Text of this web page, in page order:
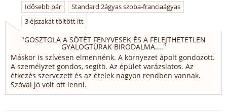
Idősebb pár
Standard 2ágyas szoba-franciaágyas
3 éjszakát töltött itt
"GOSZTOLA A SÖTÉT FENYVESEK ÉS A FELEJTHETETLEN
GYALOGTÚRAK BIRODALMA...."
Máskor is szívesen elmennénk. A környezet ápolt gondozott.
A személyzet gondos, segítö. Az épület varázslatos. Az
étkezés szervezett és az ételek nagyon rendben vannak.
Szóval jó volt ott lenni.